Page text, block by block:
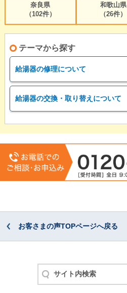
奈良県
（102件）
和歌山県
（26件）
テーマから探す
給湯器の修理について
給湯器の交換・取り替えについて
お客さまの声TOPページへ戻る